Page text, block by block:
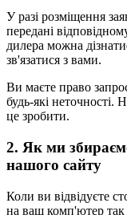
У разі розміщення
передані
дилера можна
зв'язатися з вами.
Ви маєте право
будь-які неточності.
це зробити.
2. Як ми
нашого сайту
Коли ви відвідуєте
на ваш комп'ютер